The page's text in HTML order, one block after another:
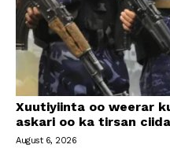
Xuutiyiinta oo weerar
askari oo ka tirsan
August 6, 2026